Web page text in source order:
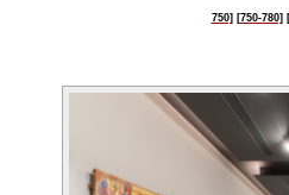
750] [750-780]